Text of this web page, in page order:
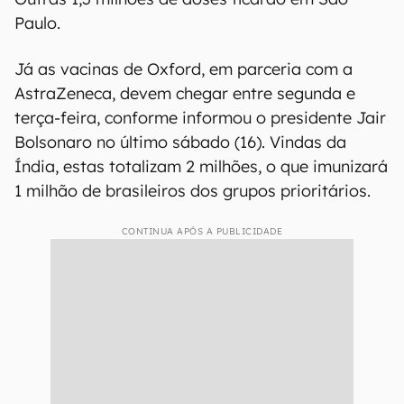
Paulo.
Já as vacinas de Oxford, em parceria com a
AstraZeneca, devem chegar entre segunda e
terça-feira, conforme informou o presidente Jair
Bolsonaro no último sábado (16). Vindas da
Índia, estas totalizam 2 milhões, o que imunizará
1 milhão de brasileiros dos grupos prioritários.
CONTINUA APÓS A PUBLICIDADE